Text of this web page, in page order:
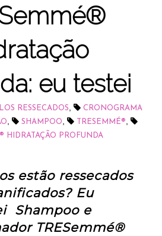
eu testei
RESSECADOS
CRONOGRAMA
SHAMPOO TRESEMMÉ®
HIDRATAÇÃO PROFUNDA
estão ressecados
Eu
Shampoo e
TRESemmé®